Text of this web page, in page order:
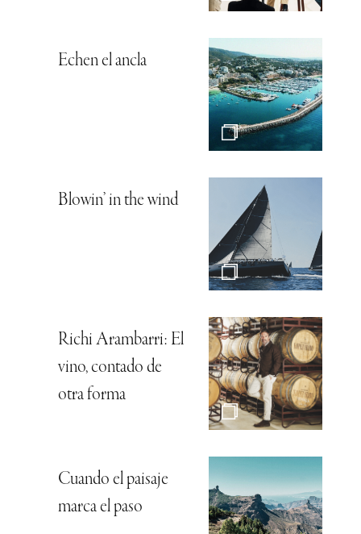
Echen el ancla
Blowin’ in the wind
Richi Arambarri: El
vino, contado de
otra forma
Cuando el paisaje
marca el paso